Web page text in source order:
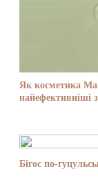
Як косметика
найефективніші
Бігос по-